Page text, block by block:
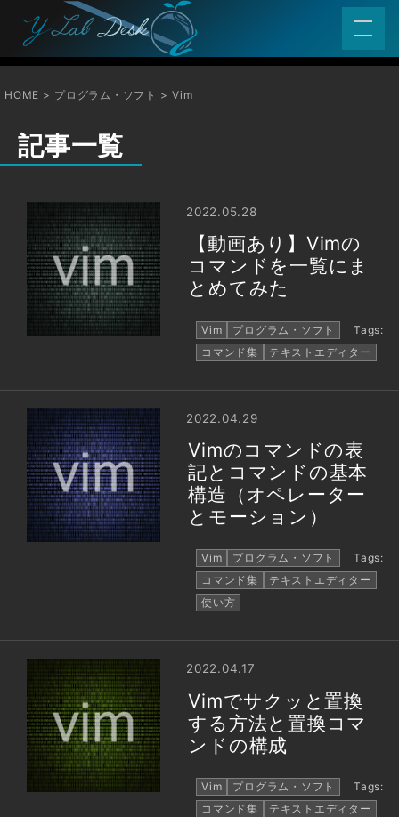
HOME プログラム・ソフト Vim
記事一覧
2022.05.28
【動画あり】Vimの
コマンドを一覧にま
とめてみた
Vim プログラム・ソフト
Tags:
コマンド集
テキストエディター
2022.04.29
Vimのコマンドの表
記とコマンドの基本
構造（オペレーター
とモーション）
Vim プログラム・ソフト
Tags:
コマンド集
テキストエディター
使い方
2022.04.17
Vimでサクッと置換
する方法と置換コマ
ンドの構成
Vim プログラム・ソフト
Tags:
コマンド集
テキストエディター